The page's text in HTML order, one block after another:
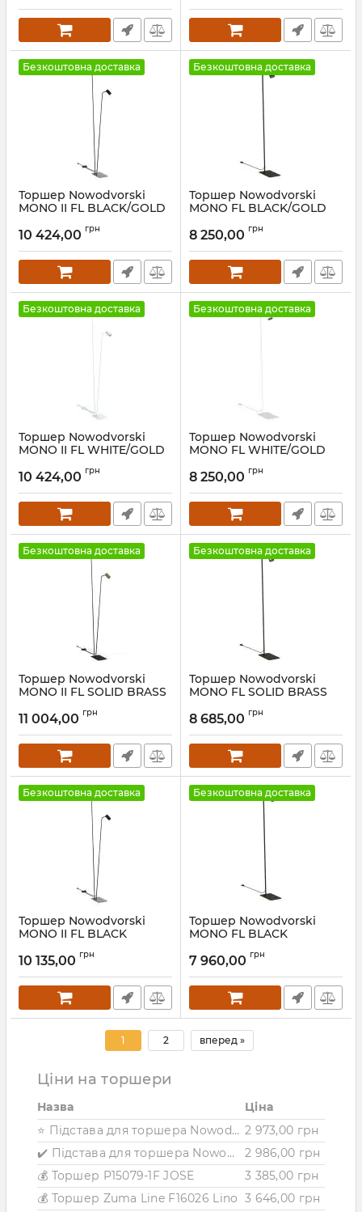
Безкоштовна доставка
Торшер Nowodvorski
MONO II FL BLACK/GOLD
10 424,00 грн
Безкоштовна доставка
Торшер Nowodvorski
MONO FL BLACK/GOLD
8 250,00 грн
Безкоштовна доставка
Торшер Nowodvorski
MONO II FL WHITE/GOLD
10 424,00 грн
Безкоштовна доставка
Торшер Nowodvorski
MONO FL WHITE/GOLD
8 250,00 грн
Безкоштовна доставка
Торшер Nowodvorski
MONO II FL SOLID BRASS
11 004,00 грн
Безкоштовна доставка
Торшер Nowodvorski
MONO FL SOLID BRASS
8 685,00 грн
Безкоштовна доставка
Торшер Nowodvorski
MONO II FL BLACK
10 135,00 грн
Безкоштовна доставка
Торшер Nowodvorski
MONO FL BLACK
7 960,00 грн
1 2 вперед »
Ціни на торшери
Назва
Ціна
⭐ Підстава для торшера Nowodvorski PETIT BLACK 2 973,00 грн
✔️ Підстава для торшера Nowodvorski PETIT WHITE
2 986,00 грн
💰 Торшер P15079-1F JOSE
3 385,00 грн
💰 Торшер Zuma Line F16026 Lino 3 646,00 грн